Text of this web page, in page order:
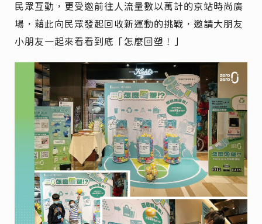
民眾互動，更受邀前往人流量數以萬計的京站時尚廣
場，藉此向民眾發起回收新運動的挑戰，邀請大朋友
小朋友一起來看看到底「怎麼回塑！」